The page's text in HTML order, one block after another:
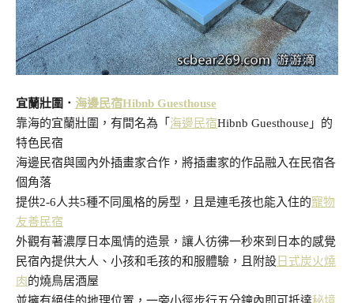
宜蘭壯圍． 海邊民宿Hibnb Guesthouse
靠海的宜蘭壯圍，有間名為「 海邊民宿Hibnb Guesthouse」的
特色民宿
海邊民宿與國內外插畫家合作，將插畫家的作品融入在民宿各
個角落
提供2-6人共5種不同風格的房型，且是連毛孩也能入住的寵物
友善民宿
外觀有著濃厚日本風情的造景，讓人彷彿一秒來到日本的感覺
民宿內提供大人、小孩和毛孩的和服體驗，且附設 日式炭火燒
肉的燒鳥居酒屋